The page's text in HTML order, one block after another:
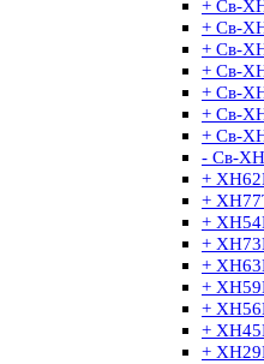
+ Св-
+ Св-
+ Св-
+ Св-
+ Св-
+ Св-
+ Св-
- Св-
+
+
+
+
+
+
+
+
+